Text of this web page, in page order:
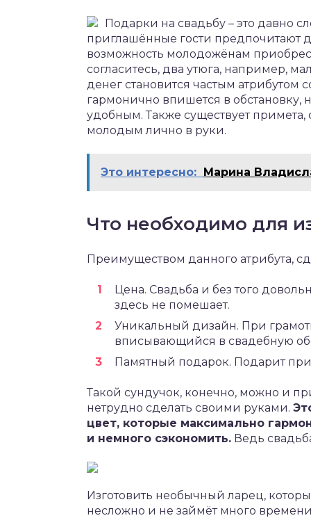
Подарки на свадьбу – это давно
приглашённые гости предпочитают
возможность молодожёнам
согласитесь, два утюга, например,
денег становится частым
гармонично впишется в обстановку,
удобным. Также существует примета,
молодым лично в руки.
Это интересно: Марина
Что необходимо для
Преимуществом данного атрибута,
Цена. Свадьба и без того
здесь не помешает.
Уникальный дизайн. При
вписывающийся в свадебную
Памятный подарок. Подарит
Такой сундучок, конечно, можно и
нетрудно сделать своими руками.
цвет, которые максимально
и немного сэкономить. Ведь
Изготовить необычный ларец,
несложно и не займёт много